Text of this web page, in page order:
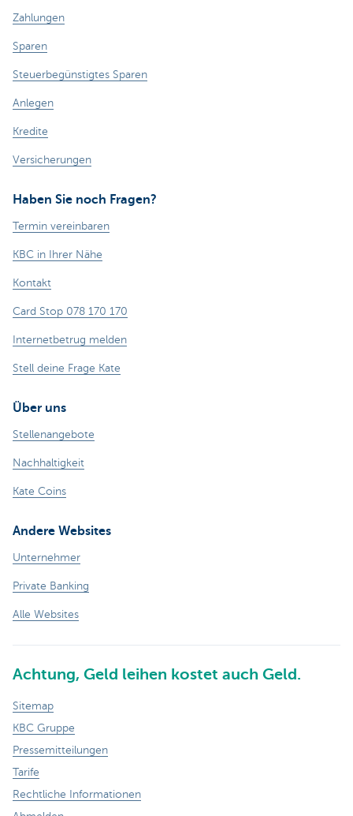
Zahlungen
Sparen
Steuerbegünstigtes Sparen
Anlegen
Kredite
Versicherungen
Haben Sie noch Fragen?
Termin vereinbaren
KBC in Ihrer Nähe
Kontakt
Card Stop 078 170 170
Internetbetrug melden
Stell deine Frage Kate
Über uns
Stellenangebote
Nachhaltigkeit
Kate Coins
Andere Websites
Unternehmer
Private Banking
Alle Websites
Achtung, Geld leihen kostet auch Geld.
Sitemap
KBC Gruppe
Pressemitteilungen
Tarife
Rechtliche Informationen